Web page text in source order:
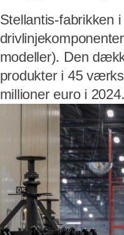
Stellantis-fabrikken
modeller). Den
produkter i 45
millioner euro i 2024.